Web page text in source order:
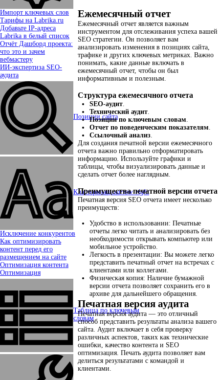
Импорт ключевых слов
Тарифы на Labrika.ru
Добавьте IP-адреса
Labrika в белый список
Отчёт Дашборд проекта:
что это и зачем
вебмастеру
ИИ-экспертиза SEO-
аудита
Позиции сайта
Кластеризацияarrow_right
Исключение конкурентов
Как оптимизировать
контент перед его
размещением на сайте
Оптимизация контента
Оптимизация
Таблица по ключевым
словам
Ежемесячный отчет
Ежемесячный отчет является важным
инструментом для отслеживания успеха вашей
SEO стратегии. Он позволяет вам
анализировать изменения в позициях сайта,
трафике и других ключевых метриках. Важно
понимать, какие данные включать в
ежемесячный отчет, чтобы он был
информативным и полезным.
Структура ежемесячного отчета
SEO-aудит.
Технический аудит.
Позиции по ключевым словам.
Отчет по поведенческим показателям.
Ссылочный анализ.
Для создания печатной версии ежемесячного
отчета важно правильно отформатировать
информацию. Используйте графики и
таблицы, чтобы визуализировать данные и
сделать отчет более наглядным.
Преимущества печатной версии отчета
Печатная версия SEO отчета имеет несколько
преимуществ:
Удобство в использовании: Печатные
отчеты легко читать и анализировать без
необходимости открывать компьютер или
мобильное устройство.
Легкость в презентации: Вы можете легко
представить печатный отчет на встречах с
клиентами или коллегами.
Физическая копия: Наличие бумажной
версии отчета позволяет сохранить его в
архиве для дальнейшего обращения.
Печатная версия аудита
Печатная версия аудита — это отличный
способ представить результаты анализа вашего
сайта. Аудит включает в себя проверку
различных аспектов, таких как технические
ошибки, качество контента и SEO
оптимизация. Печать аудита позволяет вам
делиться результатами с командой и
клиентами.